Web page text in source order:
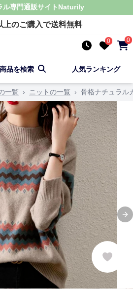
ル専門通販サイト Naturily
上のご購入で送料無料
0 0
商品を検索 人気ランキング
一覧 › ニットの一覧 › 骨格ナチュラル